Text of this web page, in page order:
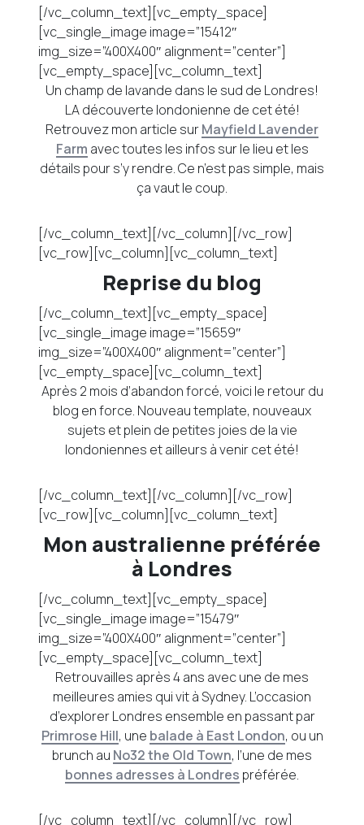
[/vc_column_text][vc_empty_space]
[vc_single_image image=”15412″
img_size=”400X400″ alignment=”center”]
[vc_empty_space][vc_column_text]
Un champ de lavande dans le sud de Londres!
LA découverte londonienne de cet été!
Retrouvez mon article surMayfield Lavender
Farm avec toutes les infos sur le lieu et les
détails pour s’y rendre. Ce n’est pas simple, mais
ça vaut le coup.
[/vc_column_text][/vc_column][/vc_row]
[vc_row][vc_column][vc_column_text]
Reprise du blog
[/vc_column_text][vc_empty_space]
[vc_single_image image=”15659″
img_size=”400X400″ alignment=”center”]
[vc_empty_space][vc_column_text]
Après 2 mois d’abandon forcé, voici le retour du
blog en force. Nouveau template, nouveaux
sujets et plein de petites joies de la vie
londoniennes et ailleurs à venir cet été!
[/vc_column_text][/vc_column][/vc_row]
[vc_row][vc_column][vc_column_text]
Mon australienne préférée
à Londres
[/vc_column_text][vc_empty_space]
[vc_single_image image=”15479″
img_size=”400X400″ alignment=”center”]
[vc_empty_space][vc_column_text]
Retrouvailles après 4 ans avec une de mes
meilleures amies qui vit à Sydney. L’occasion
d’explorer Londres ensemble en passant par
Primrose Hill, une balade à East London, ou un
brunch au No32 the Old Town, l’une de mes
bonnes adresses à Londres préférée.
[/vc_column_text][/vc_column][/vc_row]